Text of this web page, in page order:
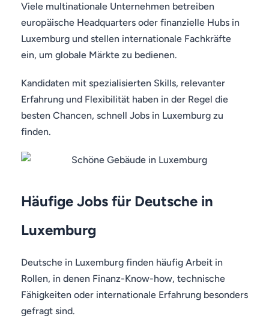
Viele multinationale Unternehmen betreiben
europäische Headquarters oder finanzielle Hubs in
Luxemburg und stellen internationale Fachkräfte
ein, um globale Märkte zu bedienen.
Kandidaten mit spezialisierten Skills, relevanter
Erfahrung und Flexibilität haben in der Regel die
besten Chancen, schnell Jobs in Luxemburg zu
finden.
Häufige Jobs für Deutsche in
Luxemburg
Deutsche in Luxemburg finden häufig Arbeit in
Rollen, in denen Finanz-Know-how, technische
Fähigkeiten oder internationale Erfahrung besonders
gefragt sind.